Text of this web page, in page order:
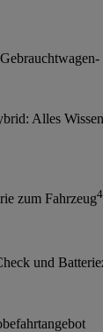
Alles
zum Fahrzeug4
und